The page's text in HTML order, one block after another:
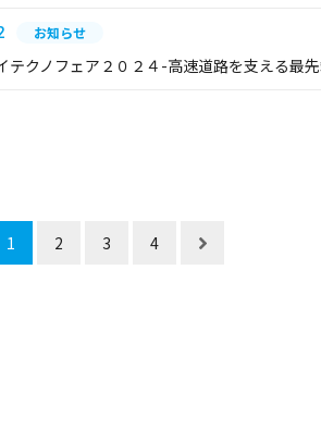
お知らせ
テクノフェア２０２４-高速道路を支える最
1 2 3 4